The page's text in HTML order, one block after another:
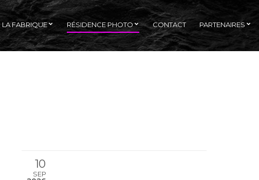
LA FABRIQUE RÉSIDENCE PHOTO CONTACT PARTENAIRES
10
SEP